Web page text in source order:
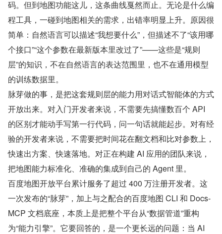
码。但到地图功能这儿，这条曲线戛然而止。无论是什么编
程工具，一碰到地图相关的需求，出错率明显上升。原因很
简单：自然语言可以描述“我想要什么”，但描述不了“该用哪
个接口”“这个参数在最新版本里改过了”——这些是“规则
层”的知识，不在自然语言的表达范围里，也不在通用模型
的训练数据里。
脉芽做的事，是把这套规则层的能力用对话式智能体的方式
开放出来。对入门开发者来说，不需要先搞懂数百个 API
的区别才能动手写第一行代码，问一句话就能起步。对有经
验的开发者来说，不需要把时间花在翻文档和比对参数上，
快速出方案、快速落地。对正在构建 AI 应用的团队来说，
把地图能力标准化、准确的集成到自己的 Agent 里。
百度地图开放平台累计服务了超过 400 万注册开发者。这
一次发布的“脉芽”，加上与之配合的百度地图 CLI 和 Docs-
MCP 文档底座，本质上是把整个平台从“数据管道”重构
为“能力引擎”。它要回答的，是一个更长远的问题：当 AI